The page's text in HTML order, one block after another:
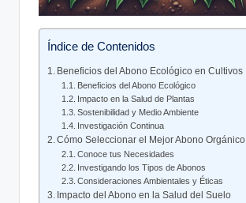
Índice de Contenidos
Beneficios del Abono Ecológico en Cultivos
Beneficios del Abono Ecológico
Impacto en la Salud de Plantas
Sostenibilidad y Medio Ambiente
Investigación Continua
Cómo Seleccionar el Mejor Abono Orgánico
Conoce tus Necesidades
Investigando los Tipos de Abonos
Consideraciones Ambientales y Éticas
Impacto del Abono en la Salud del Suelo